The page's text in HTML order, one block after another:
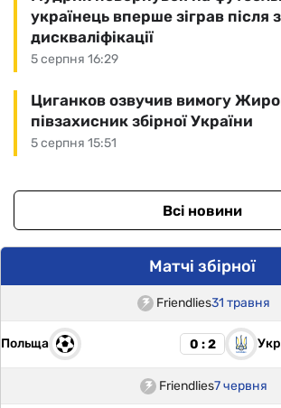
5 серпня 16:29
українець вперше зіграв після
дискваліфікації
5 серпня 15:51
Циганков озвучив вимогу
півзахисник збірної України
Всі новини
Матчі збірної
Friendlies31 травня
Польща 0 : 2
Friendlies7 червня